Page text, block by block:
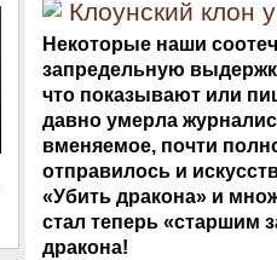
Клоунский клон
Некоторые наши
запредельную
что показывают или
давно умерла
вменяемое, почти
отправилось и
«Убить дракона» и
стал теперь «старшим
дракона!